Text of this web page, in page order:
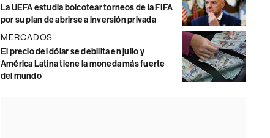
La UEFA estudia boicotear torneos de la FIFA
por su plan de abrirse a inversión privada
MERCADOS
El precio del dólar se debilita en julio y
América Latina tiene la moneda más fuerte
del mundo